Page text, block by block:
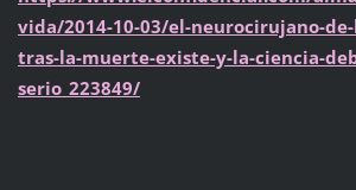
vida/2014-10-03/el-neurocirujano-
tras-la-muerte-existe-y-la-ciencia-
serio_223849/